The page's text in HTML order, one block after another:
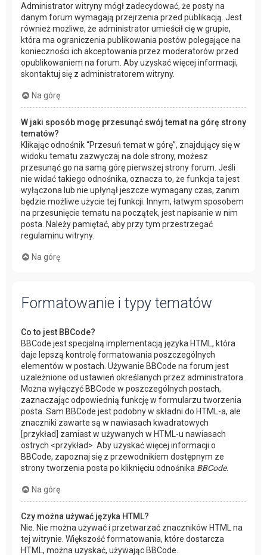
Administrator witryny mógł zadecydować, że posty na
danym forum wymagają przejrzenia przed publikacją. Jest
również możliwe, że administrator umieścił cię w grupie,
która ma ograniczenia publikowania postów polegające na
konieczności ich akceptowania przez moderatorów przed
opublikowaniem na forum. Aby uzyskać więcej informacji,
skontaktuj się z administratorem witryny.
Na górę
W jaki sposób mogę przesunąć swój temat na górę strony
tematów?
Klikając odnośnik “Przesuń temat w górę”, znajdujący się w
widoku tematu zazwyczaj na dole strony, możesz
przesunąć go na samą górę pierwszej strony forum. Jeśli
nie widać takiego odnośnika, oznacza to, że funkcja ta jest
wyłączona lub nie upłynął jeszcze wymagany czas, zanim
będzie możliwe użycie tej funkcji. Innym, łatwym sposobem
na przesunięcie tematu na początek, jest napisanie w nim
posta. Należy pamiętać, aby przy tym przestrzegać
regulaminu witryny.
Na górę
Formatowanie i typy tematów
Co to jest BBCode?
BBCode jest specjalną implementacją języka HTML, która
daje lepszą kontrolę formatowania poszczególnych
elementów w postach. Używanie BBCode na forum jest
uzależnione od ustawień określanych przez administratora.
Można wyłączyć BBCode w poszczególnych postach,
zaznaczając odpowiednią funkcję w formularzu tworzenia
posta. Sam BBCode jest podobny w składni do HTML-a, ale
znaczniki zawarte są w nawiasach kwadratowych
[przykład] zamiast w używanych w HTML-u nawiasach
ostrych <przykład>. Aby uzyskać więcej informacji o
BBCode, zapoznaj się z przewodnikiem dostępnym ze
strony tworzenia posta po kliknięciu odnośnika BBCode.
Na górę
Czy można używać języka HTML?
Nie. Nie można używać i przetwarzać znaczników HTML na
tej witrynie. Większość formatowania, które dostarcza
HTML, można uzyskać, używając BBCode.